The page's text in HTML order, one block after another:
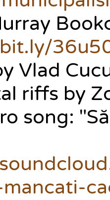
Vlad
riffs by
song: